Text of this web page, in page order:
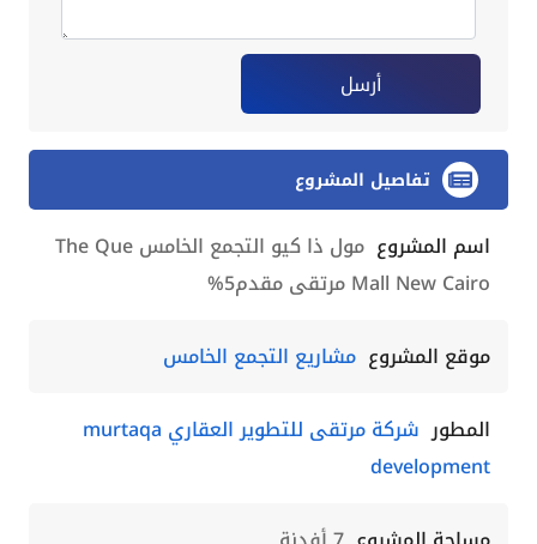
أرسل
تفاصيل المشروع
اسم المشروع
مول ذا كيو التجمع الخامس The Que
Mall New Cairo مرتقى مقدم5%
موقع المشروع مشاريع التجمع الخامس
المطور
شركة مرتقى للتطوير العقاري murtaqa
development